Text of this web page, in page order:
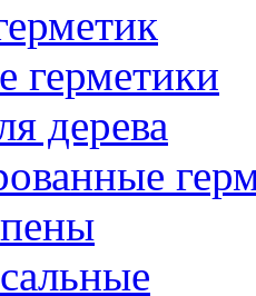
герметики
дерева